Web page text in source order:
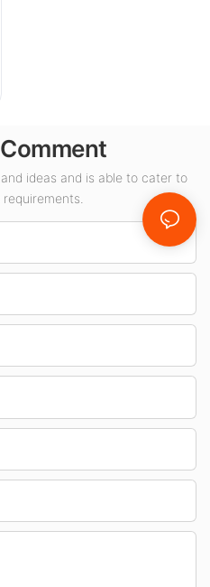
ideas and is able to cater to